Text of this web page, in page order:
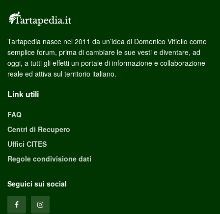
Tartapedia nasce nel 2011 da un’idea di Domenico Vitiello come
semplice forum, prima di cambiare le sue vesti e diventare, ad
oggi, a tutti gli effetti un portale di informazione e collaborazione
reale ed attiva sul territorio italiano.
Link utili
FAQ
Centri di Recupero
Uffici CITES
Regole condivisione dati
Seguici sui social